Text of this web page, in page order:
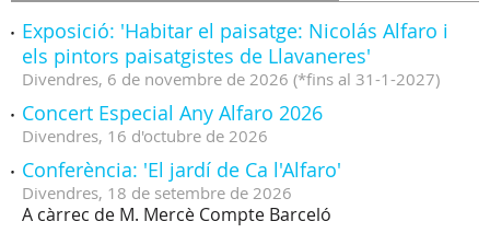
Exposició: 'Habitar el paisatge: Nicolás Alfaro i
els pintors paisatgistes de Llavaneres'
Divendres, 6 de novembre de 2026 (*fins al 31-1-2027)
Concert Especial Any Alfaro 2026
Divendres, 16 d'octubre de 2026
Conferència: 'El jardí de Ca l'Alfaro'
Divendres, 18 de setembre de 2026
A càrrec de M. Mercè Compte Barceló